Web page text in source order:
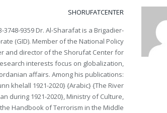
SHORUFATCENTER
9359 Dr. Al-Sharafat is a Brigadier-
(GID). Member of the National Policy
and director of the Shorufat Center for
interests focus on globalization,
affairs. Among his publications:
khelall 1921-2020} {Arabic} {The River
during 1921-2020}, Ministry of Culture,
Handbook of Terrorism in the Middle